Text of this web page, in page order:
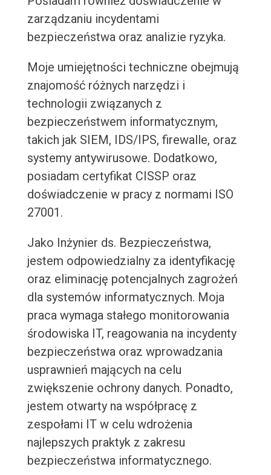
zarządzaniu incydentami
bezpieczeństwa oraz analizie ryzyka.
Moje umiejętności techniczne obejmują
znajomość różnych narzędzi i
technologii związanych z
bezpieczeństwem informatycznym,
takich jak SIEM, IDS/IPS, firewalle, oraz
systemy antywirusowe. Dodatkowo,
posiadam certyfikat CISSP oraz
doświadczenie w pracy z normami ISO
27001.
Jako Inżynier ds. Bezpieczeństwa,
jestem odpowiedzialny za identyfikację
oraz eliminację potencjalnych zagrożeń
dla systemów informatycznych. Moja
praca wymaga stałego monitorowania
środowiska IT, reagowania na incydenty
bezpieczeństwa oraz wprowadzania
usprawnień mających na celu
zwiększenie ochrony danych. Ponadto,
jestem otwarty na współpracę z
zespołami IT w celu wdrożenia
najlepszych praktyk z zakresu
bezpieczeństwa informatycznego.